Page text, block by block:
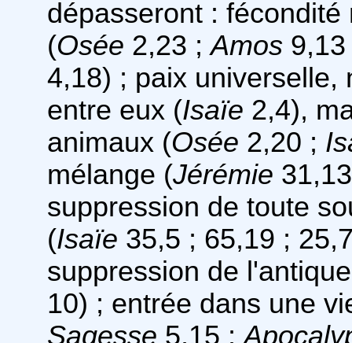
dépasseront :
(Osée 2,23 ;Amos
4,18) ; paix universelle,
entre eux (Isaïe 2,4),
animaux (Osée 2,20 ;
mélange (Jérémie
suppression de toute
(Isaïe 35,5 ; 65,19 ;
suppression de
10) ; entrée dans une
Sagesse 5,15 ;